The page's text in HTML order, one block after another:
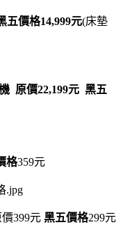
五價格14,999元(床墊
原價22,199元 黑五
格359元
399元 黑五價格299元